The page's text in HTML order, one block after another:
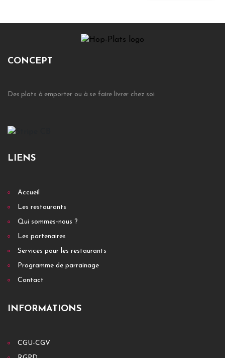
CONCEPT
Des plats à emporter ou à se faire livrer chez soi
LIENS
Accueil
Les restaurants
Qui sommes-nous ?
Les partenaires
Services pour les restaurants
Programme de parrainage
Contact
INFORMATIONS
CGU-CGV